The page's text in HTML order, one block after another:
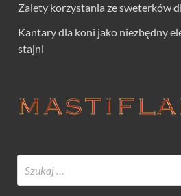
Zalety korzystania ze sweterków
Kantary dla koni jako niezbędny
stajni